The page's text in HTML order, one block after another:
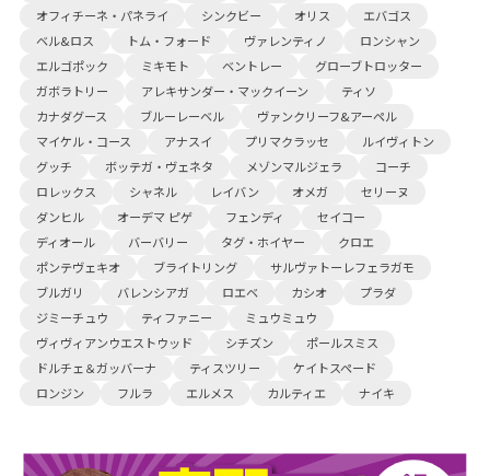
オフィチーネ・パネライ シンクビー オリス
エバゴス
ベル&ロス
トム・フォード ヴァレンティノ
ロンシャン
エルゴポック
ミキモト ベントレー
グローブトロッター
ガボラトリー
アレキサンダー・マックイーン
ティソ
カナダグース
ブルーレーベル
ヴァンクリーフ&アーペル
マイケル・コース
アナスイ プリマクラッセ
ルイヴィトン
グッチ
ボッテガ・ヴェネタ メゾンマルジェラ
コーチ
ロレックス
シャネル レイバン オメガ
セリーヌ
ダンヒル
オーデマ ピゲ フェンディ
セイコー
ディオール
バーバリー タグ・ホイヤー
クロエ
ポンテヴェキオ
ブライトリング
サルヴァトーレフェラガモ
ブルガリ
バレンシアガ ロエベ カシオ
プラダ
ジミーチュウ
ティファニー
ミュウミュウ
ヴィヴィアンウエストウッド
シチズン
ポールスミス
ドルチェ＆ガッバーナ
ティスツリー
ケイトスペード
ロンジン
フルラ エルメス カルティエ ナイキ